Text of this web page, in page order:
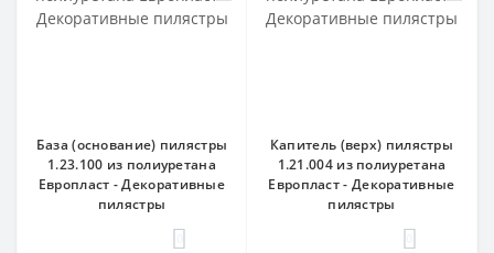
База (основание) пилястры
1.23.100 из полиуретана
Европласт - Декоративные
пилястры
Капитель (верх) пилястры
1.21.004 из полиуретана
Европласт - Декоративные
пилястры